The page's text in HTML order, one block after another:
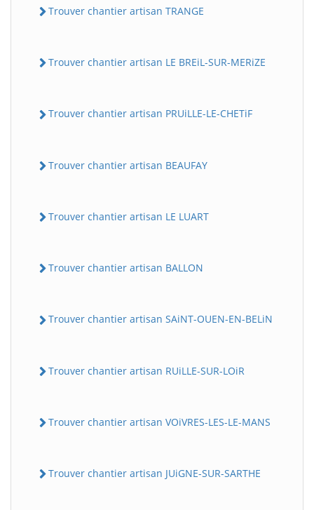
Trouver chantier artisan TRANGE
Trouver chantier artisan LE BREiL-SUR-MERiZE
Trouver chantier artisan PRUiLLE-LE-CHETiF
Trouver chantier artisan BEAUFAY
Trouver chantier artisan LE LUART
Trouver chantier artisan BALLON
Trouver chantier artisan SAiNT-OUEN-EN-BELiN
Trouver chantier artisan RUiLLE-SUR-LOiR
Trouver chantier artisan VOiVRES-LES-LE-MANS
Trouver chantier artisan JUiGNE-SUR-SARTHE
B Assistant en ligne